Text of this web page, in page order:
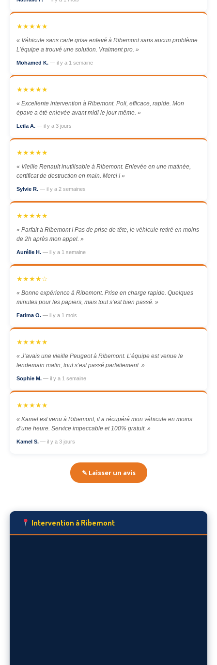
★★★★★
« Véhicule sans carte grise enlevé à Ribemont sans aucun problème.
L’équipe a trouvé une solution. Vraiment pro. »
Mohamed K. — il y a 1 semaine
★★★★★
« Excellente intervention à Ribemont. Poli, efficace, rapide. Mon
épave a été enlevée avant midi le jour même. »
Leila A. — il y a 3 jours
★★★★★
« Vieille Renault inutilisable à Ribemont. Enlevée en une matinée,
certificat de destruction en main. Merci ! »
Sylvie R. — il y a 2 semaines
★★★★★
« Parfait à Ribemont ! Pas de prise de tête, le véhicule retiré en moins
de 2h après mon appel. »
Aurélie H. — il y a 1 semaine
★★★★☆
« Bonne expérience à Ribemont. Prise en charge rapide. Quelques
minutes pour les papiers, mais tout s’est bien passé. »
Fatima O. — il y a 1 mois
★★★★★
« J’avais une vieille Peugeot à Ribemont. L’équipe est venue le
lendemain matin, tout s’est passé parfaitement. »
Sophie M. — il y a 1 semaine
★★★★★
« Kamel est venu à Ribemont, il a récupéré mon véhicule en moins
d’une heure. Service impeccable et 100% gratuit. »
Kamel S. — il y a 3 jours
✎ Laisser un avis
Intervention à Ribemont